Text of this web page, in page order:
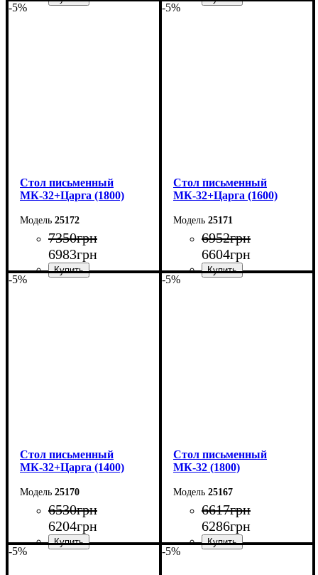
-5%
Cтол письменный
МК-32+Царга (1800)
25172
7350грн
6983грн
-5%
Cтол письменный
МК-32+Царга (1600)
25171
6952грн
6604грн
-5%
Cтол письменный
МК-32+Царга (1400)
25170
6530грн
6204грн
-5%
Cтол письменный
МК-32 (1800)
25167
6617грн
6286грн
-5% -5%